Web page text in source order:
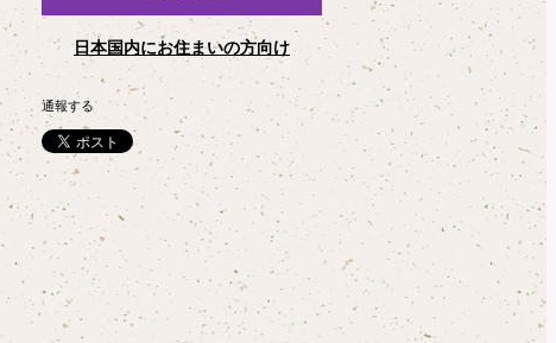
日本国内にお住まいの方向け
通報する